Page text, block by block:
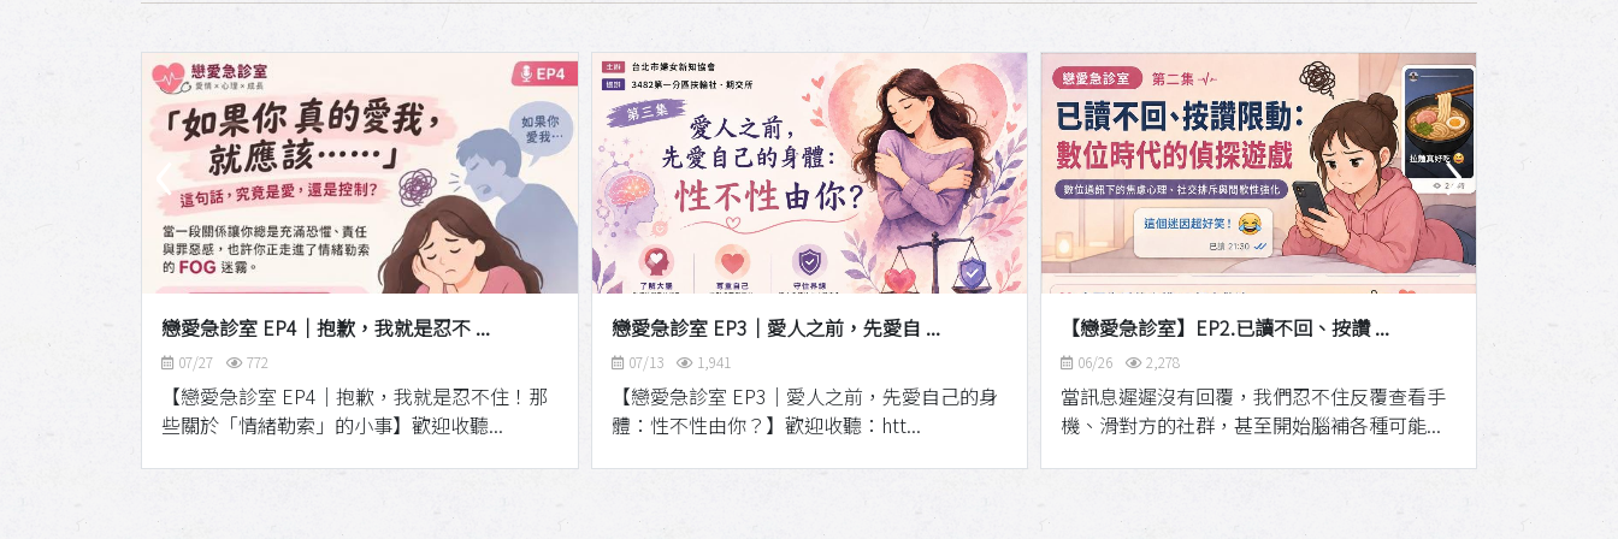
戀愛急診室 EP4｜抱歉，我就是忍不 ...
07/27 772
【戀愛急診室 EP4｜抱歉，我就是忍不住！那
些關於「情緒勒索」的小事】歡迎收聽...
戀愛急診室 EP3｜愛人之前，先愛自 ...
07/13 1,941
【戀愛急診室 EP3｜愛人之前，先愛自己的身
體：性不性由你？】歡迎收聽：htt...
【戀愛急診室】EP2.已讀不回、按讚 ...
06/26 2,278
當訊息遲遲沒有回覆，我們忍不住反覆查看手
機、滑對方的社群，甚至開始腦補各種可能...
?️【新知並
‹ ›